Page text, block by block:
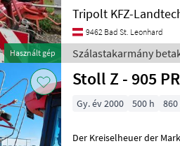
Használt gép
Tripolt KFZ-
9462 Bad St. Leonhard
Szálastakarmány
Stoll Z - 905
Gy. év 2000 500 h 860
Der Kreiselheuer der Marke Stoll, Modell